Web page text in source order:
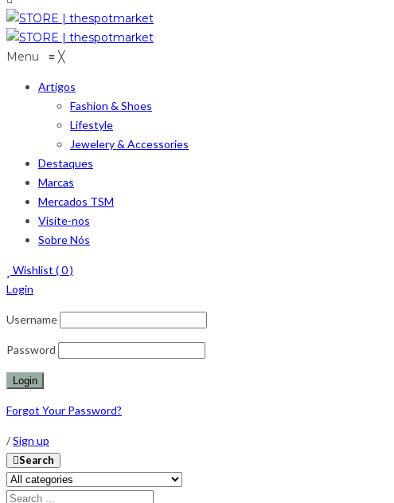
Menu ≡ ╳
Artigos
Fashion & Shoes
Lifestyle
Jewelery & Accessories
Destaques
Marcas
Mercados TSM
Visite-nos
Sobre Nós
Wishlist (0)
Login
Username
Password
Forgot Your Password?
/Sign up
Search